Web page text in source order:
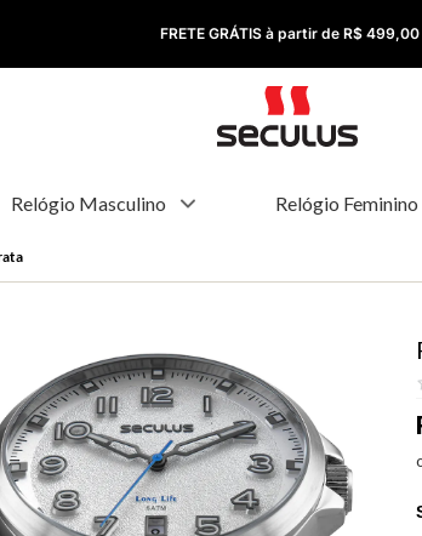
FRETE GRÁTIS à partir de R$ 499,00
Relógio Masculino Relógio Feminino